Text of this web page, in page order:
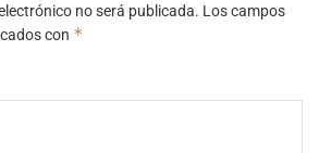
no será publicada. Los campos
con *